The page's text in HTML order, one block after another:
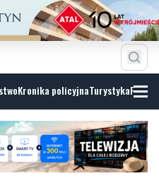
Kronika policyjnaTurystyka